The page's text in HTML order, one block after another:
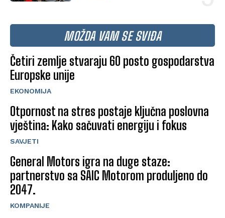
MOŽDA VAM SE SVIĐA
Četiri zemlje stvaraju 60 posto gospodarstva
Europske unije
EKONOMIJA
Otpornost na stres postaje ključna poslovna
vještina: Kako sačuvati energiju i fokus
SAVJETI
General Motors igra na duge staze:
partnerstvo sa SAIC Motorom produljeno do
2047.
KOMPANIJE